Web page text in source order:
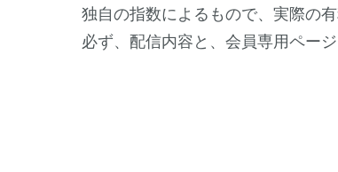
独自の指数によるもので、実際の
必ず、配信内容と、会員専用ページ